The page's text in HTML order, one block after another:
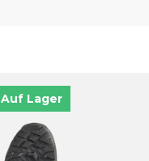
Auf Lager